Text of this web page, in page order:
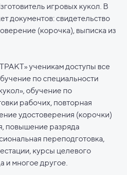
игровых кукол. В
документов: свидетельство
(корочка), выписка из
ученикам доступы все
по специальности
обучение по
рабочих, повторная
удостоверения (корочки)
повышение разряда
переподготовка,
курсы целевого
и многое другое.